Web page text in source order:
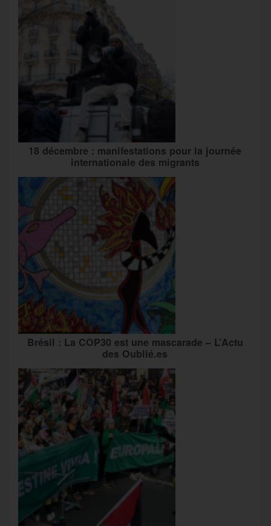
18 décembre : manifestations pour la journée
internationale des migrants
Brésil : La COP30 est une mascarade – L’Actu
des Oublié.es